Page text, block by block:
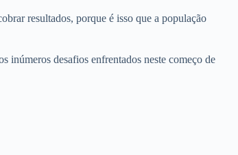
resultados, porque é isso que a população
inúmeros desafios enfrentados neste começo de